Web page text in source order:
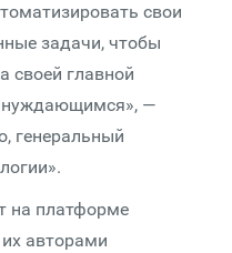
свои
задачи, чтобы
своей главной
нуждающимся», —
генеральный
на платформе
авторами